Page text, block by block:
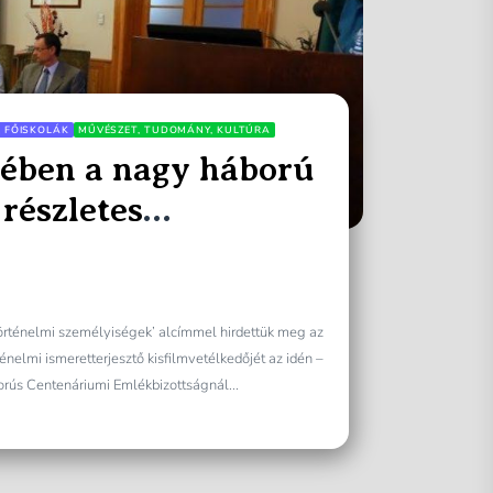
FŐISKOLÁK MŰVÉSZET, TUDOMÁNY, KULTÚRA
a nagy háború
személyiségek’ alcímmel hirdettük meg az
ismeretterjesztő kisfilmvetélkedőjét az idén –
Centenáriumi Emlékbizottságnál...